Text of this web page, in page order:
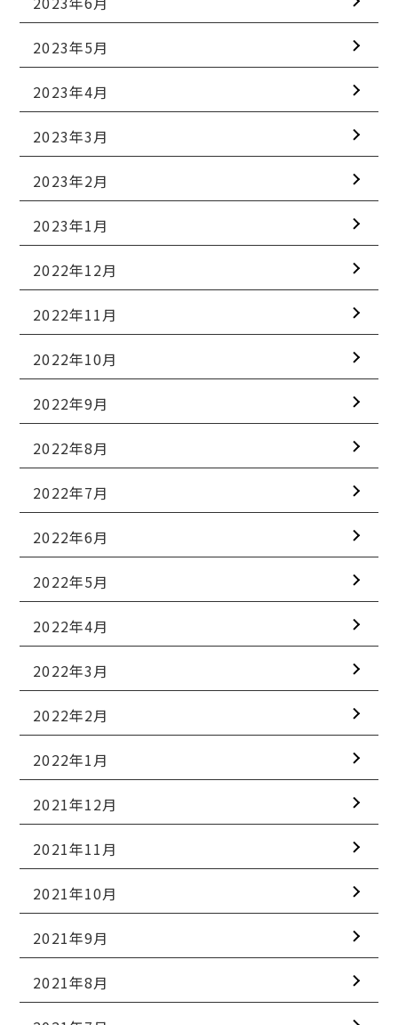
2023年5月
2023年4月
2023年3月
2023年2月
2023年1月
2022年12月
2022年11月
2022年10月
2022年9月
2022年8月
2022年7月
2022年6月
2022年5月
2022年4月
2022年3月
2022年2月
2022年1月
2021年12月
2021年11月
2021年10月
2021年9月
2021年8月